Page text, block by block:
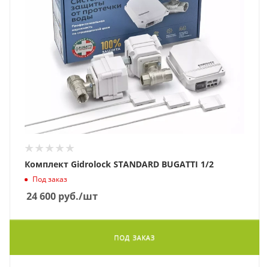
Комплект Gidrolock STANDARD BUGATTI 1/2
Под заказ
24 600 руб./шт
ПОД ЗАКАЗ